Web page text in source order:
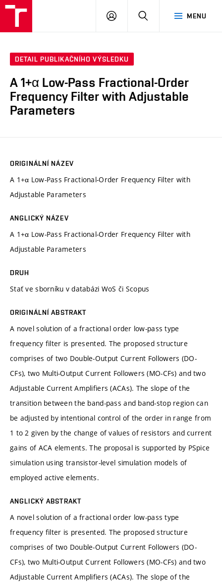
MENU
PŘIHLÁSIT
DETAIL PUBLIKAČNÍHO VÝSLEDKU
A 1+α Low-Pass Fractional-Order
Frequency Filter with Adjustable
Parameters
ORIGINÁLNÍ NÁZEV
A 1+α Low-Pass Fractional-Order Frequency Filter with
Adjustable Parameters
ANGLICKÝ NÁZEV
A 1+α Low-Pass Fractional-Order Frequency Filter with
Adjustable Parameters
DRUH
Stať ve sborníku v databázi WoS či Scopus
ORIGINÁLNÍ ABSTRAKT
A novel solution of a fractional order low-pass type
frequency filter is presented. The proposed structure
comprises of two Double-Output Current Followers (DO-
CFs), two Multi-Output Current Followers (MO-CFs) and two
Adjustable Current Amplifiers (ACAs). The slope of the
transition between the band-pass and band-stop region can
be adjusted by intentional control of the order in range from
1 to 2 given by the change of values of resistors and current
gains of ACA elements. The proposal is supported by PSpice
simulation using transistor-level simulation models of
employed active elements.
ANGLICKÝ ABSTRAKT
A novel solution of a fractional order low-pass type
frequency filter is presented. The proposed structure
comprises of two Double-Output Current Followers (DO-
CFs), two Multi-Output Current Followers (MO-CFs) and two
Adjustable Current Amplifiers (ACAs). The slope of the